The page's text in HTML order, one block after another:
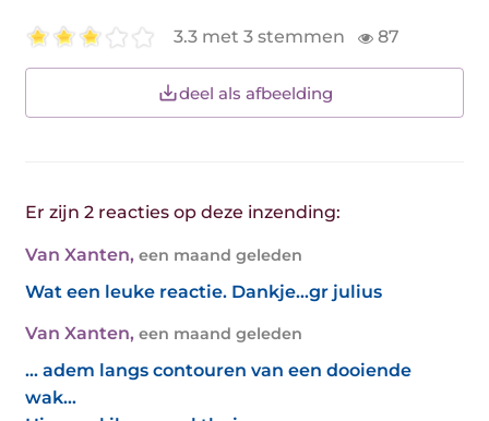
3.3 met 3 stemmen 87
deel als afbeelding
Er zijn 2 reacties op deze inzending:
Van Xanten, een maand geleden
Wat een leuke reactie. Dankje...gr julius
Van Xanten, een maand geleden
… adem langs contouren van een dooiende
wak…